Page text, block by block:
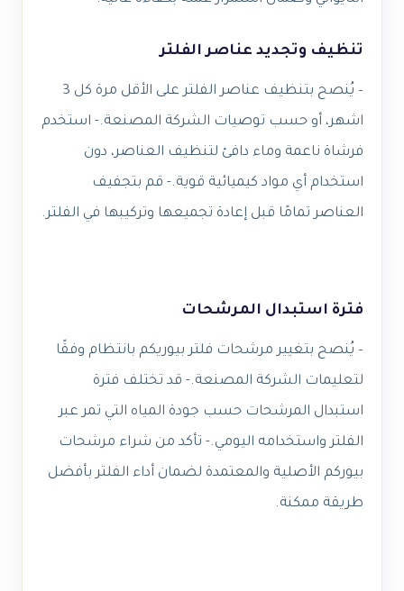
تنظيف وتجديد عناصر الفلتر
– يُنصح بتنظيف عناصر الفلتر على الأقل مرة كل 3
اشهر، أو حسب توصيات الشركة المصنعة.- استخدم
فرشاة ناعمة وماء دافئ لتنظيف العناصر، دون
استخدام أي مواد كيميائية قوية.- قم بتجفيف
العناصر تمامًا قبل إعادة تجميعها وتركيبها في الفلتر.
فترة استبدال المرشحات
– يُنصح بتغيير مرشحات فلتر بيوريكم بانتظام وفقًا
لتعليمات الشركة المصنعة.- قد تختلف فترة
استبدال المرشحات حسب جودة المياه التي تمر عبر
الفلتر واستخدامه اليومي.- تأكد من شراء مرشحات
بيوركم الأصلية والمعتمدة لضمان أداء الفلتر بأفضل
طريقة ممكنة.